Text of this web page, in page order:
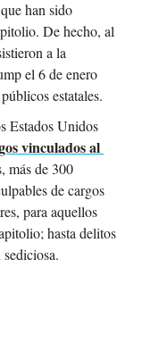
han sido
De hecho, al
a la
el 6 de enero
estatales.
Estados Unidos
vinculados al
más de 300
de cargos
para aquellos
hasta delitos